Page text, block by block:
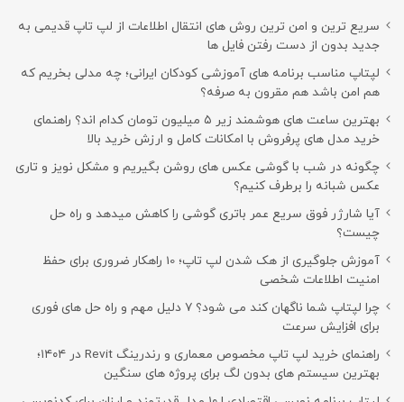
سریع ترین و امن ترین روش های انتقال اطلاعات از لپ تاپ قدیمی به
جدید بدون از دست رفتن فایل ها
لپتاپ مناسب برنامه های آموزشی کودکان ایرانی؛ چه مدلی بخریم که
هم امن باشد هم مقرون به صرفه؟
بهترین ساعت های هوشمند زیر ۵ میلیون تومان کدام اند؟ راهنمای
خرید مدل های پرفروش با امکانات کامل و ارزش خرید بالا
چگونه در شب با گوشی عکس های روشن بگیریم و مشکل نویز و تاری
عکس شبانه را برطرف کنیم؟
آیا شارژر فوق سریع عمر باتری گوشی را کاهش میدهد و راه حل
چیست؟
آموزش جلوگیری از هک شدن لپ تاپ؛ 10 راهکار ضروری برای حفظ
امنیت اطلاعات شخصی
چرا لپتاپ شما ناگهان کند می شود؟ ۷ دلیل مهم و راه حل های فوری
برای افزایش سرعت
راهنمای خرید لپ تاپ مخصوص معماری و رندرینگ Revit در ۱۴۰۴؛
بهترین سیستم های بدون لگ برای پروژه های سنگین